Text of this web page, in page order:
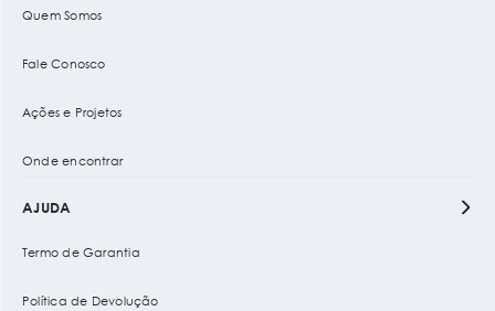
Quem Somos
Fale Conosco
Ações e Projetos
Onde encontrar
AJUDA
Termo de Garantia
Política de Devolução